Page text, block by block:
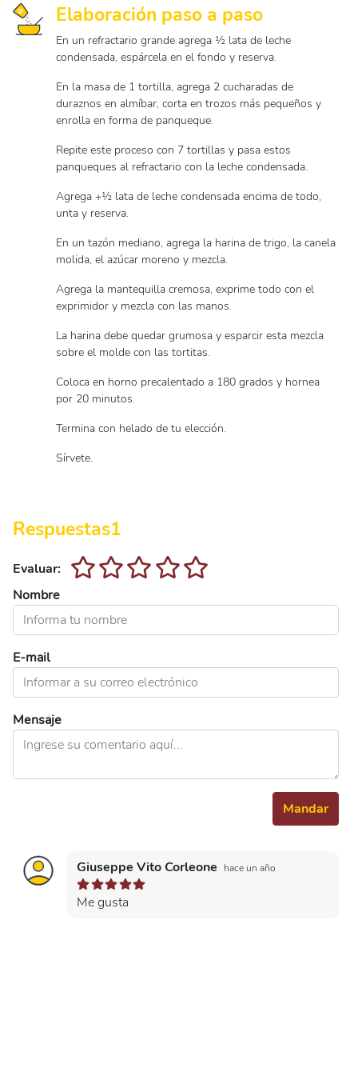
Elaboración paso a paso
En un refractario grande agrega ½ lata de leche
condensada, espárcela en el fondo y reserva.
En la masa de 1 tortilla, agrega 2 cucharadas de
duraznos en almíbar, corta en trozos más pequeños y
enrolla en forma de panqueque.
Repite este proceso con 7 tortillas y pasa estos
panqueques al refractario con la leche condensada.
Agrega +½ lata de leche condensada encima de todo,
unta y reserva.
En un tazón mediano, agrega la harina de trigo, la canela
molida, el azúcar moreno y mezcla.
Agrega la mantequilla cremosa, exprime todo con el
exprimidor y mezcla con las manos.
La harina debe quedar grumosa y esparcir esta mezcla
sobre el molde con las tortitas.
Coloca en horno precalentado a 180 grados y hornea
por 20 minutos.
Termina con helado de tu elección.
Sírvete.
Respuestas1
Evaluar:
Nombre
E-mail
Mensaje
Mandar
Giuseppe Vito Corleone hace un año
Me gusta